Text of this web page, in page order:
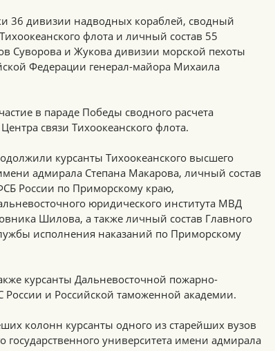
36 дивизии надводных кораблей, сводный
флота и личный состав 55
Суворова и Жукова дивизии морской пехоты
Федерации генерал-майора Михаила
в параде Победы сводного расчета
связи Тихоокеанского флота.
курсанты Тихоокеанского высшего
адмирала Степана Макарова, личный состав
России по Приморскому краю,
юридического института МВД
Шилова, а также личный состав Главного
исполнения наказаний по Приморскому
курсанты Дальневосточной пожарно-
России и Российской таможенной академии.
колонн курсанты одного из старейших вузов
государственного университета имени адмирала